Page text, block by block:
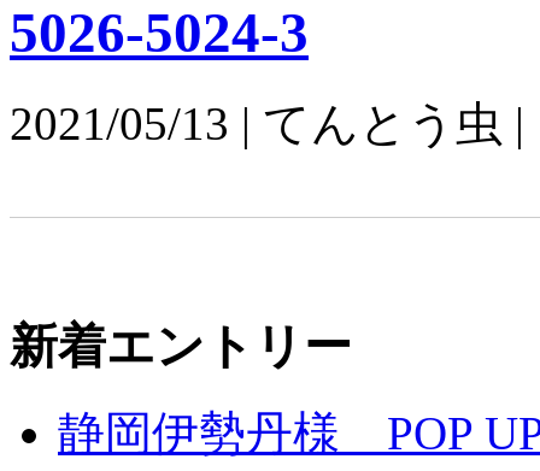
5026-5024-3
2021/05/13 | てんとう虫 |
新着エントリー
静岡伊勢丹様 POP